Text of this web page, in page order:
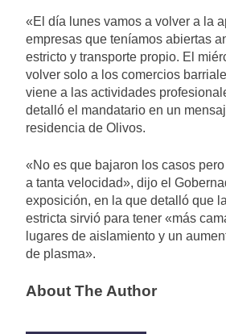
«El día lunes vamos a volver a la
empresas que teníamos abiertas
estricto y transporte propio. El
volver solo a los comercios
viene a las actividades
detalló el mandatario en un
residencia de Olivos.
«No es que bajaron los casos
a tanta velocidad», dijo el
exposición, en la que detalló que
estricta sirvió para tener «más
lugares de aislamiento y un
de plasma».
About The Author